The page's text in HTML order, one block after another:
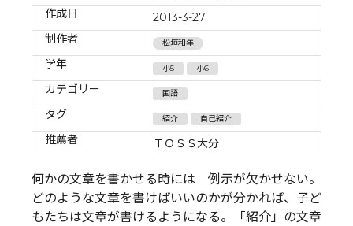
作成日
2013-3-27
制作者
松垣和年
学年 小5 小6
カテゴリー 国語
タグ 紹介 自己紹介
推薦者 ＴＯＳＳ大分
何かの文章を書かせる時には 例示が欠かせない。
どのような文章を書けばいいのかが分かれば、子ど
もたちは文章が書けるようになる。「紹介」の文章